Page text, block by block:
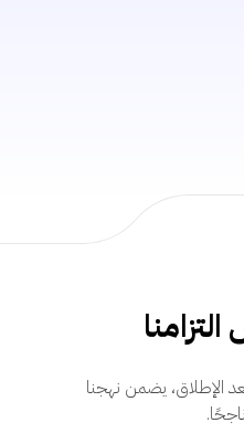
الإطلاق، يضمن نهجنا